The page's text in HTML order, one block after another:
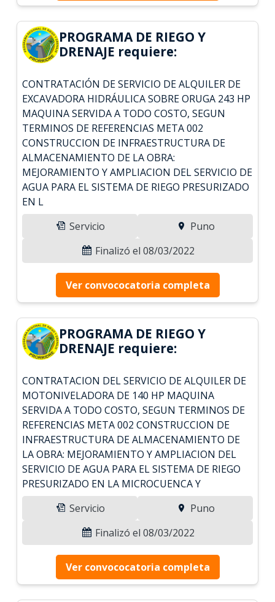
PROGRAMA DE RIEGO Y
DRENAJE requiere:
CONTRATACIÓN DE SERVICIO DE ALQUILER DE
EXCAVADORA HIDRÁULICA SOBRE ORUGA 243 HP
MAQUINA SERVIDA A TODO COSTO, SEGUN
TERMINOS DE REFERENCIAS META 002
CONSTRUCCION DE INFRAESTRUCTURA DE
ALMACENAMIENTO DE LA OBRA:
MEJORAMIENTO Y AMPLIACION DEL SERVICIO DE
AGUA PARA EL SISTEMA DE RIEGO PRESURIZADO
EN L
Servicio
Puno
Finalizó el 08/03/2022
Ver convococatoria completa
PROGRAMA DE RIEGO Y
DRENAJE requiere:
CONTRATACION DEL SERVICIO DE ALQUILER DE
MOTONIVELADORA DE 140 HP MAQUINA
SERVIDA A TODO COSTO, SEGUN TERMINOS DE
REFERENCIAS META 002 CONSTRUCCION DE
INFRAESTRUCTURA DE ALMACENAMIENTO DE
LA OBRA: MEJORAMIENTO Y AMPLIACION DEL
SERVICIO DE AGUA PARA EL SISTEMA DE RIEGO
PRESURIZADO EN LA MICROCUENCA Y
Servicio
Puno
Finalizó el 08/03/2022
Ver convococatoria completa